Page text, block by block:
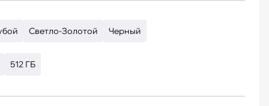
Светло-Золотой Черный
512 ГБ